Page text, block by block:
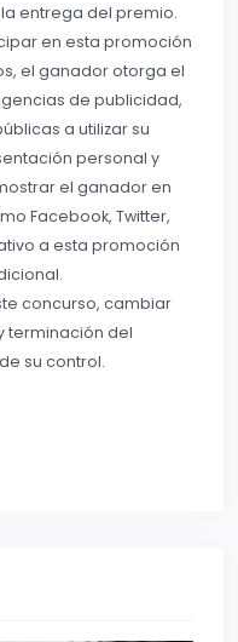
entrega del premio.
en esta promoción
el ganador otorga el
de publicidad,
a utilizar su
personal y
el ganador en
Facebook, Twitter,
a esta promoción
concurso, cambiar
terminación del
su control.